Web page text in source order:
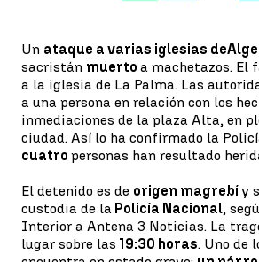
Un ataque a varias iglesias de
sacristán muerto a machetazos. El
a la iglesia de La Palma. Las
a una persona en relación con los
inmediaciones de la plaza Alta, en
ciudad. Así lo ha confirmado la
cuatro personas han resultado
El detenido es de origen magrebíy
custodia de la Policía Nacional,
Interior a Antena 3 Noticias. La
lugar sobre las 19:30 horas. Uno de